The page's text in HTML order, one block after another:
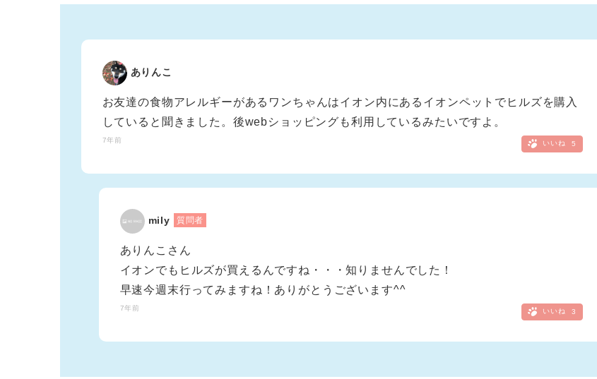
ありんこ
お友達の食物アレルギーがあるワンちゃんはイオン内にあるイオンペットでヒルズを購入
していると聞きました。後webショッピングも利用しているみたいですよ。
7年前 いいね 5
mily 質問者
ありんこさん
イオンでもヒルズが買えるんですね・・・知りませんでした！
早速今週末行ってみますね！ありがとうございます^^
7年前 いいね 3